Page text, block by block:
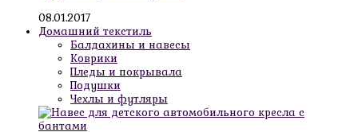
08.01.2017
Домашний текстиль
Балдахины и навесы
Коврики
Пледы и покрывала
Подушки
Чехлы и футляры